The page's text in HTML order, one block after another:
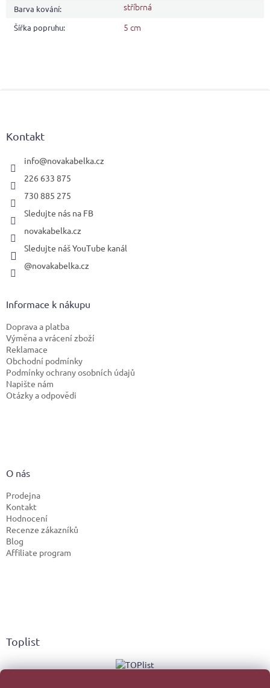
Barva kování: stříbrná
Šířka popruhu: 5 cm
Kontakt
info@novakabelka.cz
226 633 875
730 885 275
Sledujte nás na FB
novakabelka.cz
Sledujte náš YouTube kanál
@novakabelka.cz
Informace k nákupu
Doprava a platba
Výměna a vrácení zboží
Reklamace
Obchodní podmínky
Podmínky ochrany osobních údajů
Napište nám
Otázky a odpovědi
O nás
Prodejna
Kontakt
Hodnocení
Recenze zákazníků
Blog
Affiliate program
Toplist